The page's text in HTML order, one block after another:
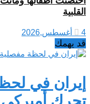
القلبية
4 أغسطس,2026
قد يهمك
إيران في